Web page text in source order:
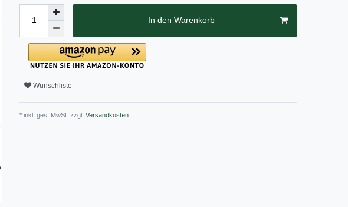
In den Warenkorb
Wunschliste
* inkl. ges. MwSt. zzgl. Versandkosten